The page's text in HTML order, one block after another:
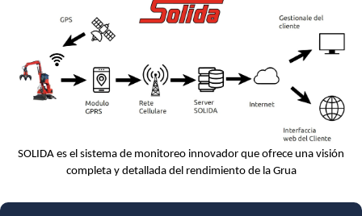
SOLIDA es el sistema de monitoreo innovador que ofrece una visión
completa y detallada del rendimiento de la Grua